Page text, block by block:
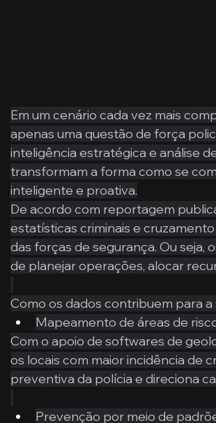
Em um cenário cada vez mais
apenas uma questão de força
inteligência estratégica e análise
transformam a forma como se
inteligente e proativa.
De acordo com reportagem
estatísticas criminais e
das forças de segurança. Ou seja,
de planejar operações, alocar
Como os dados contribuem para
Mapeamento de áreas de
Com o apoio de softwares de
os locais com maior incidência de
preventiva da polícia e direciona
Prevenção por meio de